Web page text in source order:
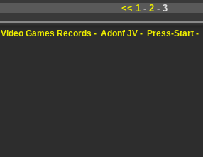
<< 1 - 2 - 3
Video Games Records Adonf JV Press-Start